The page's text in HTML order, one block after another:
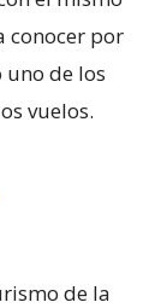
conocer por
uno de los
vuelos.
de la